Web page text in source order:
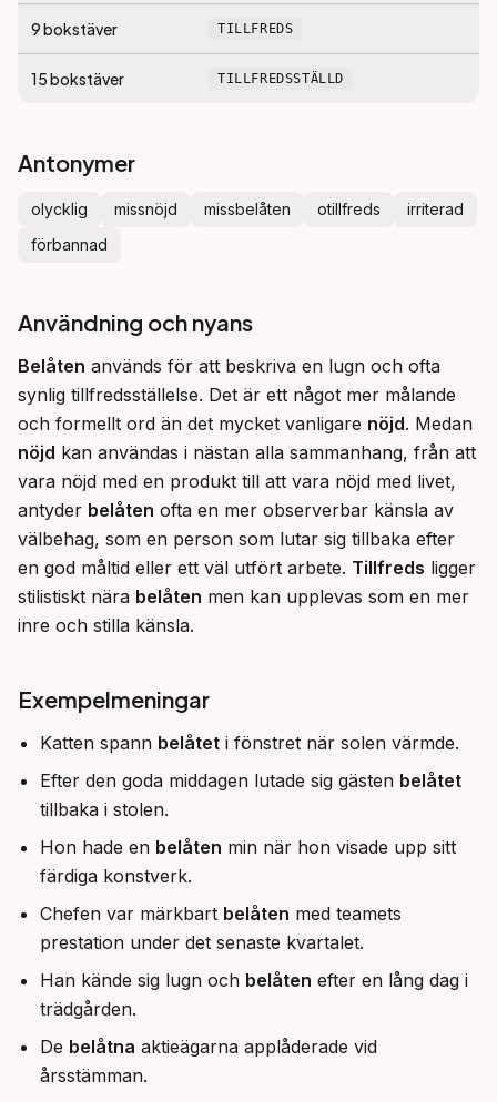
9bokstäver TILLFREDS
15bokstäver TILLFREDSSTÄLLD
Antonymer
olycklig missnöjd missbelåten otillfreds
irriterad
förbannad
Användning och nyans
Belåten används för att beskriva en lugn och ofta
synlig tillfredsställelse. Det är ett något mer målande
och formellt ord än det mycket vanligare nöjd
nöjd kan användas i nästan alla sammanhang, från att
vara nöjd med en produkt till att vara nöjd med livet,
antyder belåten ofta en mer observerbar känsla av
välbehag, som en person som lutar sig tillbaka efter
en god måltid eller ett väl utfört arbete. Tillfreds ligger
stilistiskt nära belåten men kan upplevas som en mer
inre och stilla känsla.
Exempelmeningar
Katten spann belåtet i fönstret när solen värmde.
Efter den goda middagen lutade sig gästen belåtet
tillbaka i stolen.
Hon hade en belåten min när hon visade upp sitt
färdiga konstverk.
Chefen var märkbart belåten med teamets
prestation under det senaste kvartalet.
Han kände sig lugn och belåten efter en lång dag i
trädgården.
De belåtna aktieägarna applåderade vid
årsstämman.